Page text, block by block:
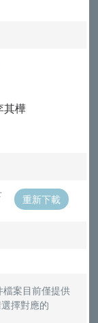
其樺
重新下載
檔案目前僅提供
選擇對應的